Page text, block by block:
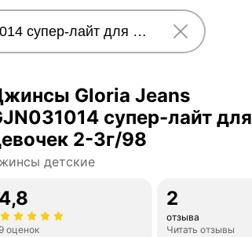
Gloria Jeans
супер-лайт для
2-3г/98
детские
4,8
9 оценок
2
отзыва
Читать отзывы